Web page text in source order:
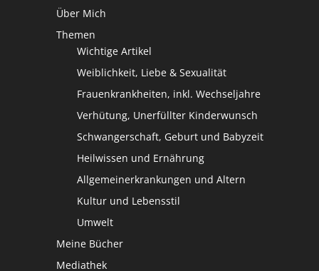
Über Mich
Themen
Wichtige Artikel
Weiblichkeit, Liebe & Sexualität
Frauenkrankheiten, inkl. Wechseljahre
Verhütung, Unerfüllter Kinderwunsch
Schwangerschaft, Geburt und Babyzeit
Heilwissen und Ernährung
Allgemeinerkrankungen und Altern
Kultur und Lebensstil
Umwelt
Meine Bücher
Mediathek